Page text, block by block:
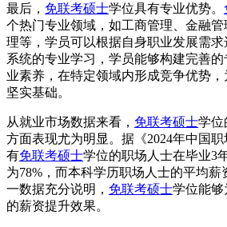
最后， 免联考硕士学位具有专业优势。
个热门专业领域，如工商管理、金融
理等，学员可以根据自身职业发展需
系统的专业学习，学员能够构建完善
业素养，在特定领域内形成竞争优势
坚实基础。
从就业市场数据来看， 免联考硕士学位
方面表现尤为明显。据《2024年中国
有免联考硕士学位的职场人士在毕业3
为78%，而本科学历职场人士的平均薪
一数据充分说明， 免联考硕士学位能够
的薪资提升效果。